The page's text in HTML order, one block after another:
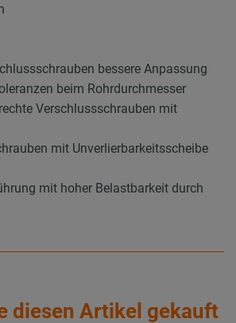
bessere Anpassung
beim Rohrdurchmesser
Verschlussschrauben mit
mit Unverlierbarkeitsscheibe
mit hoher Belastbarkeit durch
diesen Artikel gekauft